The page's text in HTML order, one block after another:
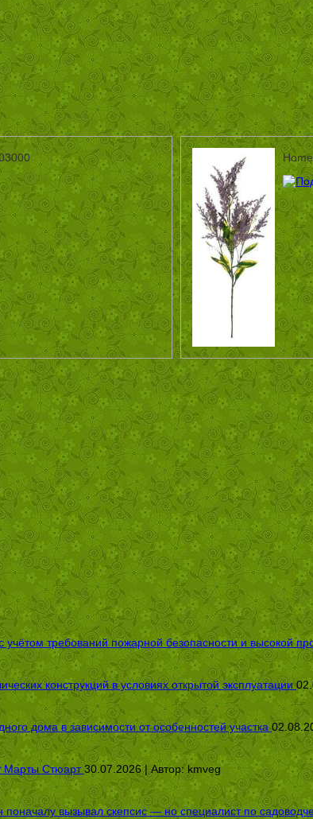
требований пожарной безопасности и высокой
конструкций в условиях открытой эксплуатации
дома в зависимости от особенностей участка
Марты Стюарт 30.07.2026 | Автор:kmveg
вызывал скепсис — но специалист по